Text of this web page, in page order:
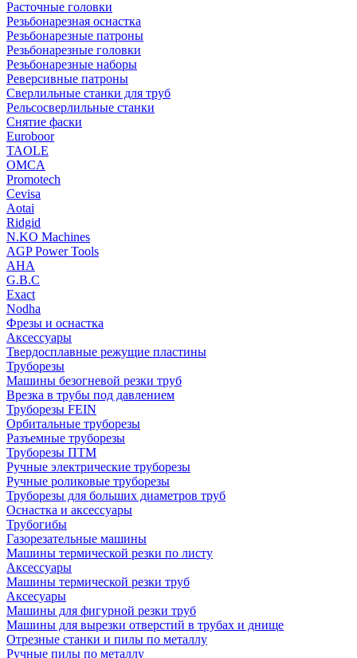
Расточные головки
Резьбонарезная оснастка
Резьбонарезные патроны
Резьбонарезные головки
Резьбонарезные наборы
Реверсивные патроны
Сверлильные станки для труб
Рельсосверлильные станки
Снятие фаски
Euroboor
TAOLE
OMCA
Promotech
Cevisa
Aotai
Ridgid
N.KO Machines
AGP Power Tools
AHA
G.B.C
Exact
Nodha
Фрезы и оснастка
Аксессуары
Твердосплавные режущие пластины
Труборезы
Машины безогневой резки труб
Врезка в трубы под давлением
Труборезы FEIN
Орбитальные труборезы
Разъемные труборезы
Труборезы ПТМ
Ручные электрические труборезы
Ручные роликовые труборезы
Труборезы для больших диаметров труб
Оснастка и аксессуары
Трубогибы
Газорезательные машины
Машины термической резки по листу
Аксессуары
Машины термической резки труб
Аксесуары
Машины для фигурной резки труб
Машины для вырезки отверстий в трубах и днище
Отрезные станки и пилы по металлу
Ручные пилы по металлу